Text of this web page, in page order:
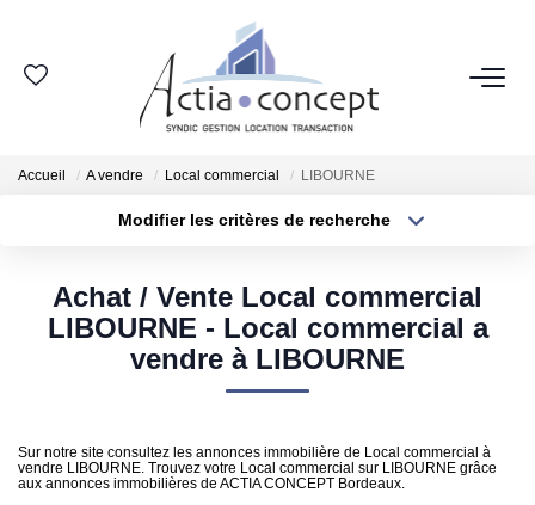
Notre Équipe
Nos Actualités
Nos Avis Clients
NOS MÉTIERS
ESPACE CLIENT
Accueil A vendre Local commercial LIBOURNE
Modifier les critères de recherche
Sélectionnez...
Type de bien
Surface min
Achat / Vente Local commercial
LIBOURNE - Local commercial a
vendre à LIBOURNE
Sur notre site consultez les annonces immobilière de Local commercial à
vendre LIBOURNE. Trouvez votre Local commercial sur LIBOURNE grâce
aux annonces immobilières de ACTIA CONCEPT Bordeaux.